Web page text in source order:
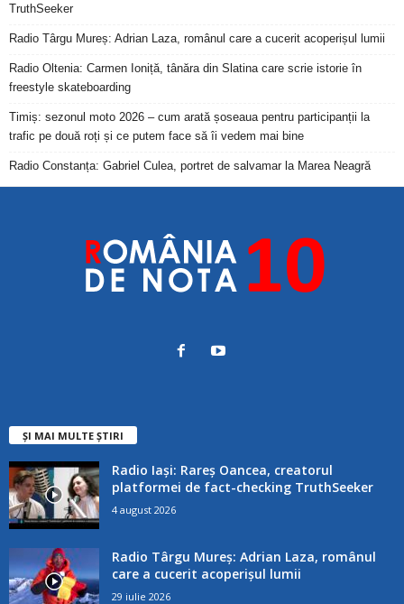
TruthSeeker
Radio Târgu Mureș: Adrian Laza, românul care a cucerit acoperișul lumii
Radio Oltenia: Carmen Ioniță, tânăra din Slatina care scrie istorie în
freestyle skateboarding
Timiș: sezonul moto 2026 – cum arată șoseaua pentru participanții la
trafic pe două roți și ce putem face să îi vedem mai bine
Radio Constanța: Gabriel Culea, portret de salvamar la Marea Neagră
ȘI MAI MULTE ȘTIRI
Radio Iași: Rareș Oancea, creatorul
platformei de fact-checking TruthSeeker
4 august 2026
Radio Târgu Mureș: Adrian Laza, românul
care a cucerit acoperișul lumii
29 iulie 2026